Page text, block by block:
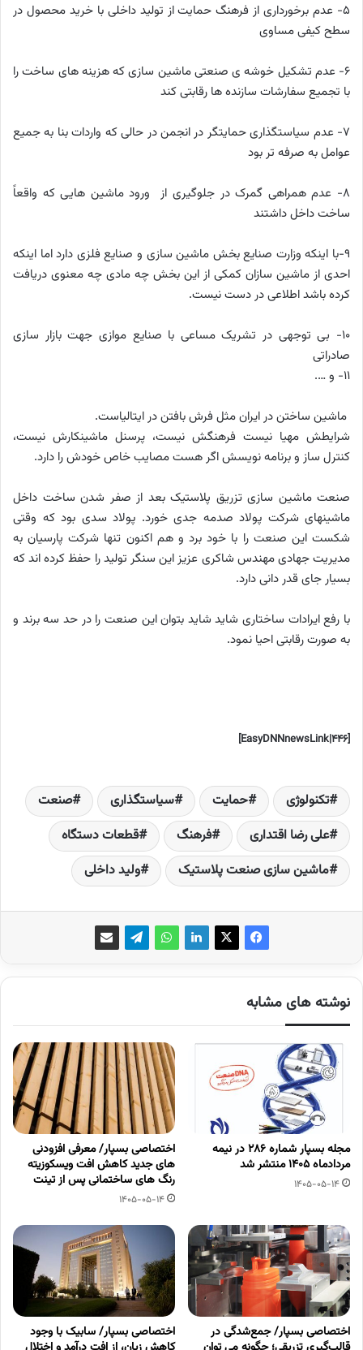
5- عدم برخورداری از فرهنگ حمایت از تولید داخلی با خرید محصول در
سطح کیفی مساوی
6- عدم تشکیل خوشه ی صنعتی ماشین سازی که هزینه های ساخت را
با تجمیع سفارشات سازنده ها رقابتی کند
7- عدم سیاستگذاری حمایتگر در انجمن در حالی که واردات بنا به جمیع
عوامل به صرفه تر بود
8- عدم همراهی گمرک در جلوگیری از ورود ماشین هایی که واقعاً
ساخت داخل داشتند
9-با اینکه وزارت صنایع بخش ماشین سازی و صنایع فلزی دارد اما اینکه
احدی از ماشین سازان کمکی از این بخش چه مادی چه معنوی دریافت
کرده باشد اطلاعی در دست نیست.
10- بی توجهی در تشریک مساعی با صنایع موازی جهت بازار سازی
صادراتی
11- و ….
ماشین ساختن در ایران مثل فرش بافتن در ایتالیاست.
شرایطش مهیا نیست فرهنگش نیست، پرسنل ماشینکارش نیست،
کنترل ساز و برنامه نویسش اگر هست مصایب خاص خودش را دارد.
صنعت ماشین سازی تزریق پلاستیک بعد از صفر شدن ساخت داخل
ماشینهای شرکت پولاد صدمه جدی خورد. پولاد سدی بود که وقتی
شکست این صنعت را با خود برد و هم اکنون تنها شرکت پارسیان به
مدیریت جهادی مهندس شاکری عزیز این سنگر تولید را حفظ کرده اند که
بسیار جای قدر دانی دارد.
با رفع ایرادات ساختاری شاید شاید بتوان این صنعت را در حد سه برند و
به صورت رقابتی احیا نمود.
[EasyDNNnewsLink|446]
تکنولوژی حمایت‌ سیاستگذاری
صنعت
علی رضا اقتداری
فرهنگ
قطعات دستگاه
ماشین سازی صنعت پلاستیک
ولید داخلی
نوشته های مشابه
مجله بسپار شماره 286 در نیمه
مردادماه 1405 منتشر شد
1405-05-14
اختصاصی بسپار/ معرفی افزودنی
های جدید کاهش افت ویسکوزیته
رنگ های ساختمانی پس از تینت
1405-05-14
اختصاصی بسپار/ جمع‌شدگی در
اختصاصی بسپار/ سابیک با وجود